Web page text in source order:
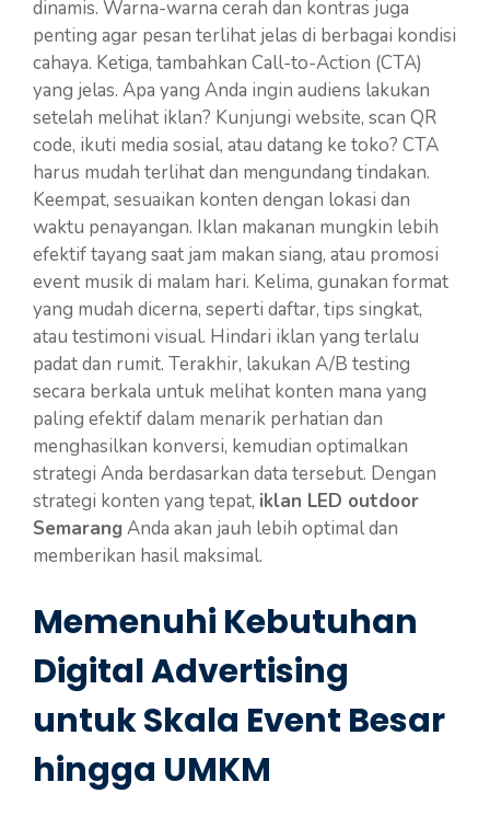
dinamis. Warna-warna cerah dan kontras juga
penting agar pesan terlihat jelas di berbagai kondisi
cahaya. Ketiga, tambahkan Call-to-Action (CTA)
yang jelas. Apa yang Anda ingin audiens lakukan
setelah melihat iklan? Kunjungi website, scan QR
code, ikuti media sosial, atau datang ke toko? CTA
harus mudah terlihat dan mengundang tindakan.
Keempat, sesuaikan konten dengan lokasi dan
waktu penayangan. Iklan makanan mungkin lebih
efektif tayang saat jam makan siang, atau promosi
event musik di malam hari. Kelima, gunakan format
yang mudah dicerna, seperti daftar, tips singkat,
atau testimoni visual. Hindari iklan yang terlalu
padat dan rumit. Terakhir, lakukan A/B testing
secara berkala untuk melihat konten mana yang
paling efektif dalam menarik perhatian dan
menghasilkan konversi, kemudian optimalkan
strategi Anda berdasarkan data tersebut. Dengan
strategi konten yang tepat, iklan LED outdoor
Semarang Anda akan jauh lebih optimal dan
memberikan hasil maksimal.
Memenuhi Kebutuhan
Digital Advertising
untuk Skala Event Besar
hingga UMKM